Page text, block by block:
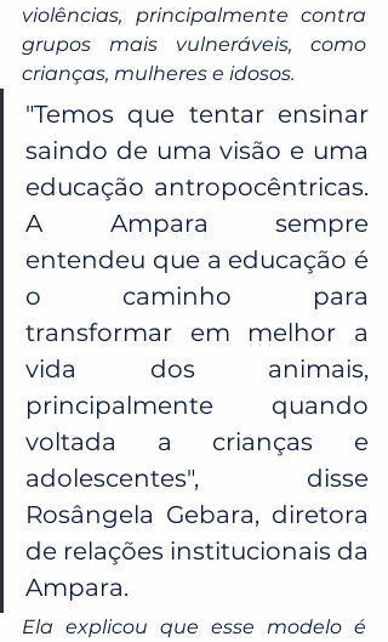
violências, principalmente contra
grupos mais vulneráveis, como
crianças, mulheres e idosos.
"Temos que tentar ensinar
saindo de uma visão e uma
educação antropocêntricas.
A Ampara sempre
entendeu que a educação é
o caminho para
transformar em melhor a
vida dos animais,
principalmente quando
voltada a crianças e
adolescentes", disse
Rosângela Gebara, diretora
de relações institucionais da
Ampara.
Ela explicou que esse modelo é